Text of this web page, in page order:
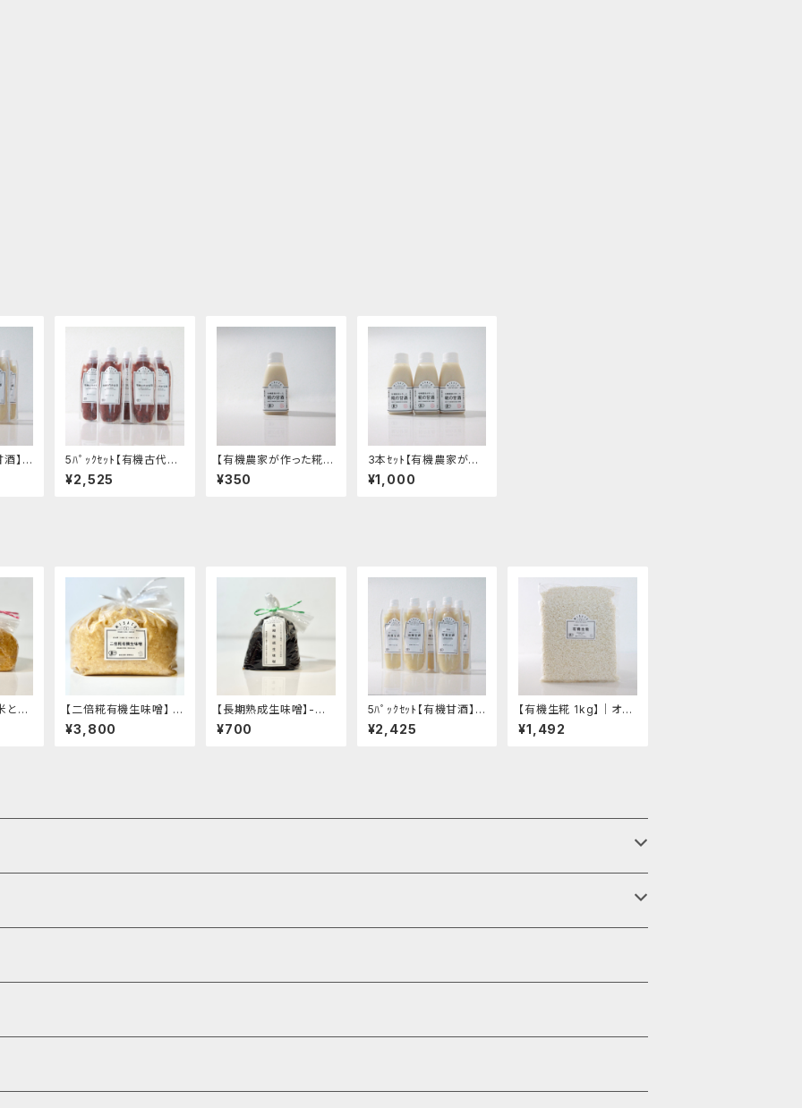
酒】 -
5ﾊﾟｯｸｾｯﾄ【有機古代米
甘酒】-希釈して飲むタ
イプ・香ばしい味わい-
¥2,525
【有機農家が作った糀の
甘酒】-国産オーガニッ
ク・ストレートタイプ・有
¥350
3本ｾｯﾄ【有機農家が作
った糀の甘酒】-国産オ
ーガニック・ストレートタ
¥1,000
と大
【二倍糀有機生味噌】 -
糀たっぷり・減塩白味噌
タイプ・甘め- "袋入り3
¥3,800
【長期熟成生味噌】-炒
め物や合わせ味噌でお
味噌汁へ・くせになる酸
¥700
5ﾊﾟｯｸｾｯﾄ【有機甘酒】 -
希釈して飲むタイプ・有
機米の優しい甘み- "20
¥2,425
【有機生糀 1kg】│オー
ガニック 味噌 発酵食品
有機 調味料
¥1,492